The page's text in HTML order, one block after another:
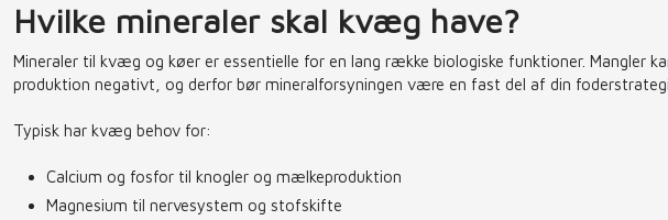
Hvilke mineraler skal kvæg have?
Mineraler til kvæg og køer er essentielle for en lang række biologiske funktioner. Mangler
produktion negativt, og derfor bør mineralforsyningen være en fast del af din foderstrategi.
Typisk har kvæg behov for:
Calcium og fosfor til knogler og mælkeproduktion
Magnesium til nervesystem og stofskifte